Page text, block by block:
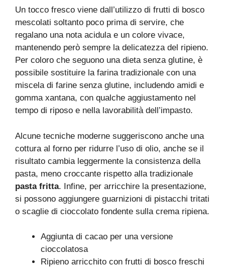
Un tocco fresco viene dall’utilizzo di frutti di bosco
mescolati soltanto poco prima di servire, che
regalano una nota acidula e un colore vivace,
mantenendo però sempre la delicatezza del ripieno.
Per coloro che seguono una dieta senza glutine, è
possibile sostituire la farina tradizionale con una
miscela di farine senza glutine, includendo amidi e
gomma xantana, con qualche aggiustamento nel
tempo di riposo e nella lavorabilità dell’impasto.
Alcune tecniche moderne suggeriscono anche una
cottura al forno per ridurre l’uso di olio, anche se il
risultato cambia leggermente la consistenza della
pasta, meno croccante rispetto alla tradizionale
pasta fritta. Infine, per arricchire la presentazione,
si possono aggiungere guarnizioni di pistacchi tritati
o scaglie di cioccolato fondente sulla crema ripiena.
Aggiunta di cacao per una versione
cioccolatosa
Ripieno arricchito con frutti di bosco freschi